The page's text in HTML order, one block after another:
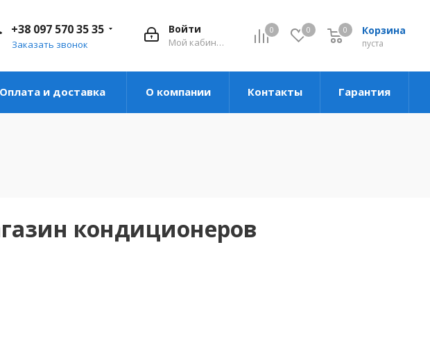
0 0 Корзина
пуста
0
Войти
Мой кабинет
+38 097 570 35 35
Заказать звонок
Оплата и доставка О компании Контакты Гарантия
кондиционеров